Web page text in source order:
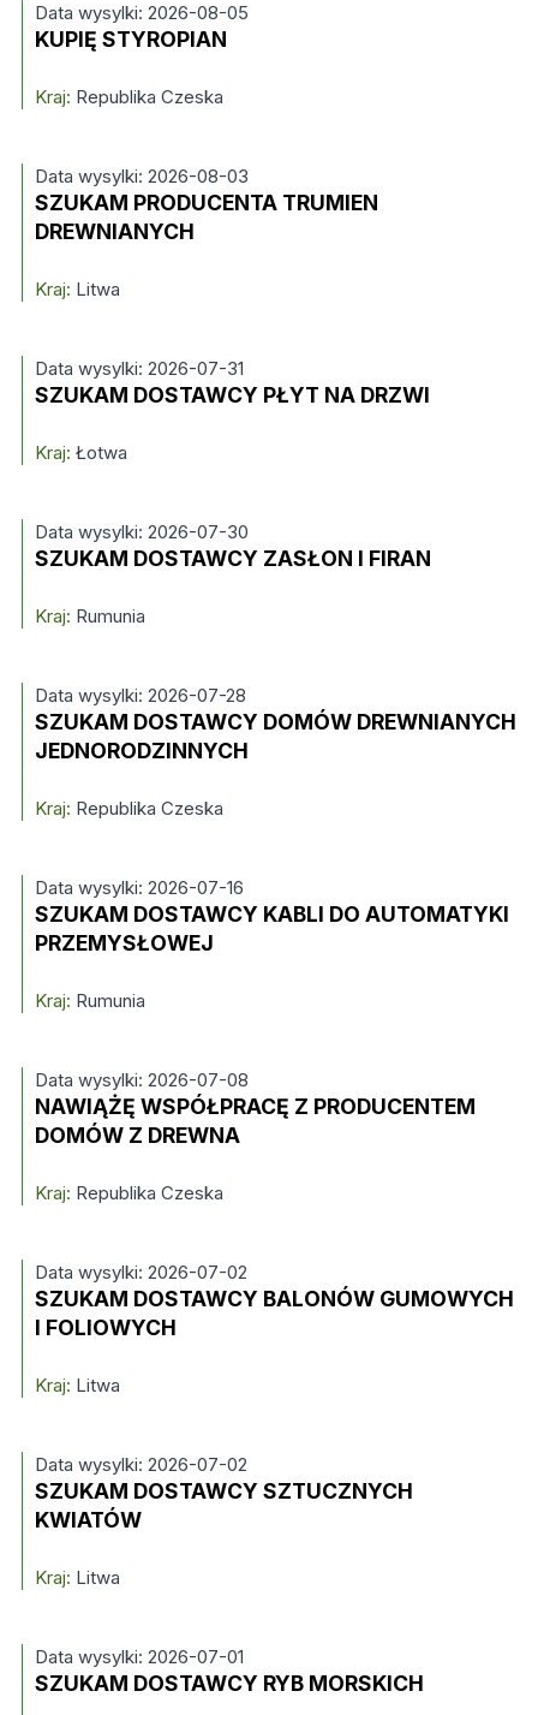
Data wysylki: 2026-08-05
KUPIĘ STYROPIAN
Kraj: Republika Czeska
Data wysylki: 2026-08-03
SZUKAM PRODUCENTA TRUMIEN
DREWNIANYCH
Kraj: Litwa
Data wysylki: 2026-07-31
SZUKAM DOSTAWCY PŁYT NA DRZWI
Kraj: Łotwa
Data wysylki: 2026-07-30
SZUKAM DOSTAWCY ZASŁON I FIRAN
Kraj: Rumunia
Data wysylki: 2026-07-28
SZUKAM DOSTAWCY DOMÓW DREWNIANYCH
JEDNORODZINNYCH
Kraj: Republika Czeska
Data wysylki: 2026-07-16
SZUKAM DOSTAWCY KABLI DO AUTOMATYKI
PRZEMYSŁOWEJ
Kraj: Rumunia
Data wysylki: 2026-07-08
NAWIĄŻĘ WSPÓŁPRACĘ Z PRODUCENTEM
DOMÓW Z DREWNA
Kraj: Republika Czeska
Data wysylki: 2026-07-02
SZUKAM DOSTAWCY BALONÓW GUMOWYCH
I FOLIOWYCH
Kraj: Litwa
Data wysylki: 2026-07-02
SZUKAM DOSTAWCY SZTUCZNYCH
KWIATÓW
Kraj: Litwa
Data wysylki: 2026-07-01
SZUKAM DOSTAWCY RYB MORSKICH